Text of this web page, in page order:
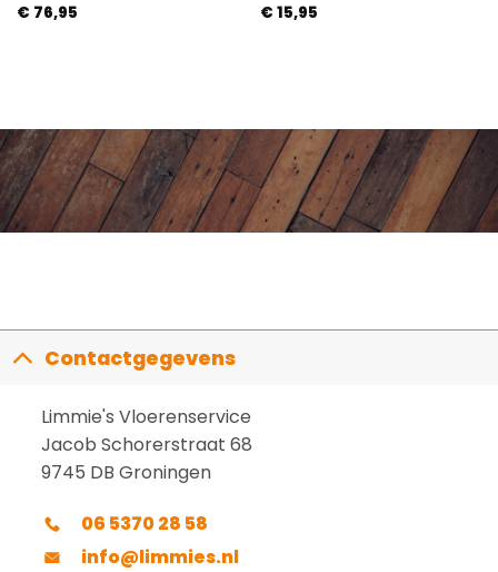
€ 76,95
Gewaardeerd
€ 15,95
Contactgegevens
Limmie's Vloerenservice
Jacob Schorerstraat 68
9745 DB Groningen
06 5370 28 58
info@limmies.nl